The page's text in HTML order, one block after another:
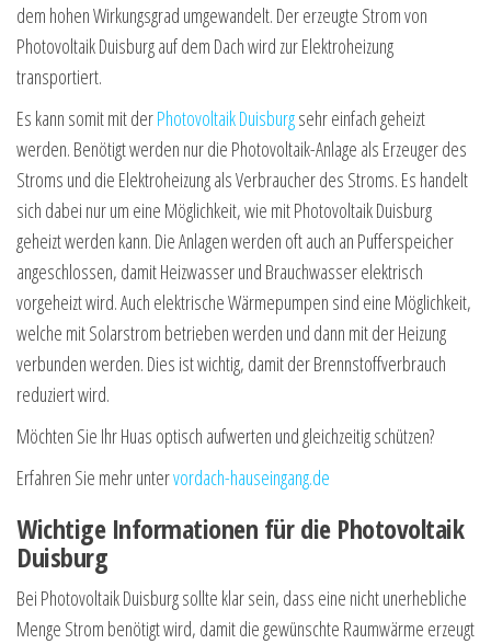
dem hohen Wirkungsgrad umgewandelt. Der erzeugte Strom von
Photovoltaik Duisburg auf dem Dach wird zur Elektroheizung
transportiert.
Es kann somit mit derPhotovoltaik Duisburgsehr einfach geheizt
werden. Benötigt werden nur die Photovoltaik-Anlage als Erzeuger des
Stroms und die Elektroheizung als Verbraucher des Stroms. Es handelt
sich dabei nur um eine Möglichkeit, wie mit Photovoltaik Duisburg
geheizt werden kann. Die Anlagen werden oft auch an Pufferspeicher
angeschlossen, damit Heizwasser und Brauchwasser elektrisch
vorgeheizt wird. Auch elektrische Wärmepumpen sind eine Möglichkeit,
welche mit Solarstrom betrieben werden und dann mit der Heizung
verbunden werden. Dies ist wichtig, damit der Brennstoffverbrauch
reduziert wird.
Möchten Sie Ihr Huas optisch aufwerten und gleichzeitig schützen?
Erfahren Sie mehr untervordach-hauseingang.de
Wichtige Informationen für die Photovoltaik
Duisburg
Bei Photovoltaik Duisburg sollte klar sein, dass eine nicht unerhebliche
Menge Strom benötigt wird, damit die gewünschte Raumwärme erzeugt